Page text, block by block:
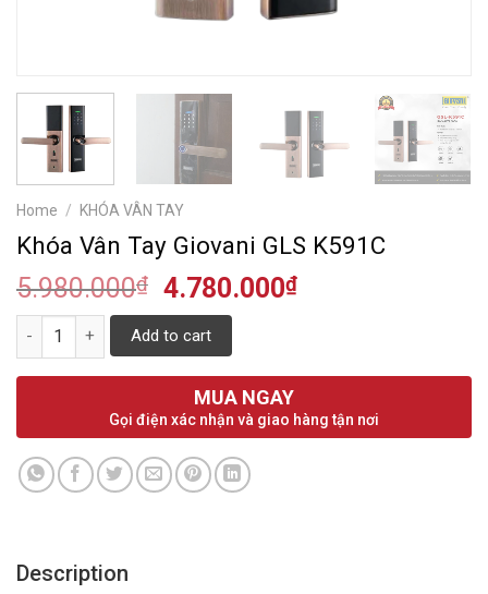
Home / KHÓA VÂN TAY
Khóa Vân Tay Giovani GLS K591C
5.980.000₫ 4.780.000₫
Quantity Add to cart
MUA NGAY
Gọi điện xác nhận và giao hàng tận nơi
Description